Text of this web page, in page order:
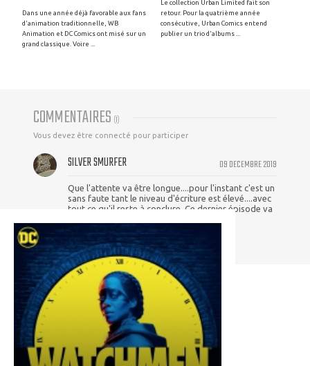
Dans une année déjà favorable aux fans
d'animation traditionnelle, WB
Animation et DC Comics ont misé sur un
grand classique. Voire ...
Le collection Urban Limited fait son
retour. Pour la quatrième année
consécutive, Urban Comics entend
publier un trio d'albums ...
COMMENTAIRES (1)
Vous devez être connecté pour participer
09 DECEMBRE 2019
SILVER SMURFER
Que l'attente va être longue....pour l'instant c'est un
sans faute tant le niveau d'écriture est élevé....avec
tout ce qu'il reste à conclure, Ce dernier épisode va